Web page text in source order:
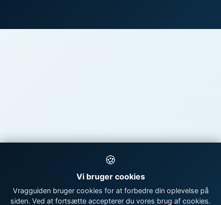
🍪
Vi bruger cookies
Vragguiden bruger cookies for at forbedre din oplevelse på
siden. Ved at fortsætte accepterer du vores brug af cookies.